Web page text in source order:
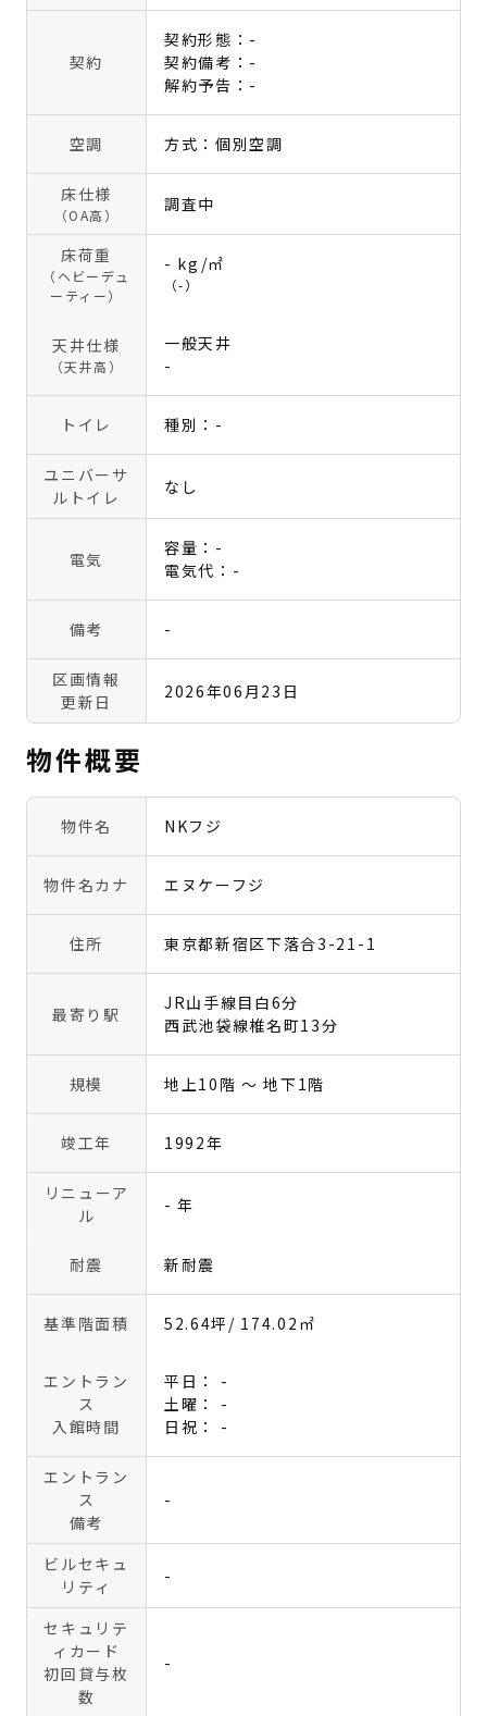
契約
契約形態：-
契約備考：-
解約予告：-
空調 方式：個別空調
床仕様
（OA高）
調査中
床荷重
（ヘビーデュ
ーティー）
- kg/㎡
（-）
天井仕様
（天井高）
一般天井
-
トイレ 種別：-
ユニバーサ
ルトイレ
なし
電気
容量：-
電気代：-
備考 -
区画情報
更新日
2026年06月23日
物件概要
物件名 NKフジ
物件名カナ エヌケーフジ
住所 東京都新宿区下落合3-21-1
最寄り駅
JR山手線目白6分
西武池袋線椎名町13分
規模 地上10階 〜 地下1階
竣工年 1992年
リニューア
ル
- 年
耐震 新耐震
基準階面積 52.64坪 / 174.02㎡
エントラン
ス
入館時間
平日： -
土曜： -
日祝： -
エントラン
ス
備考
-
ビルセキュ
リティ
-
セキュリテ
ィカード
初回貸与枚
数
-